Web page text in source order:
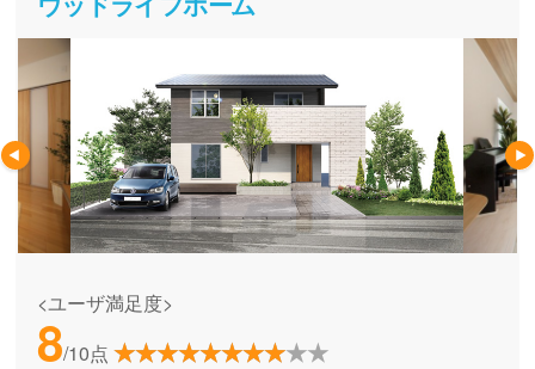
<ユーザ満足度>
8/10点